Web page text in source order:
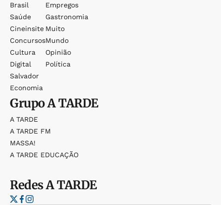
Brasil
Saúde
Cineinsite
Concursos
Cultura
Digital
Salvador
Economia
Empregos
Gastronomia
Muito
Mundo
Opinião
Política
GrupoA TARDE
A TARDE
A TARDE FM
MASSA!
A TARDE EDUCAÇÃO
RedesA TARDE